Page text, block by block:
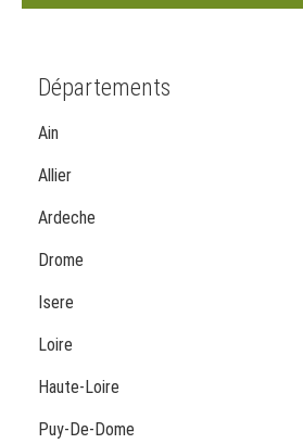
Départements
Ain
Allier
Ardeche
Drome
Isere
Loire
Haute-Loire
Puy-De-Dome